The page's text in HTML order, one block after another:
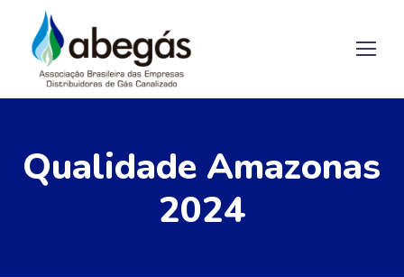
Qualidade Amazonas
2024